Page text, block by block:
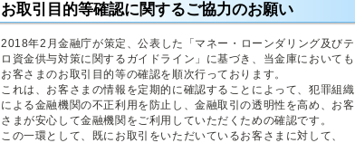
お取引目的等確認に関するご協力のお願い
2018年2月金融庁が策定、公表した「マネー・ローンダリング及びテ
ロ資金供与対策に関するガイドライン」に基づき、当金庫においても
お客さまのお取引目的等の確認を順次行っております。
これは、お客さまの情報を定期的に確認することによって、犯罪組織
による金融機関の不正利用を防止し、金融取引の透明性を高め、お客
さまが安心して金融機関をご利用していただくための確認です。
この一環として、既にお取引をいただいているお客さまに対して、